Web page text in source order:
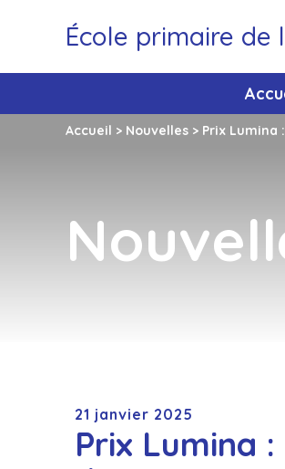
École primaire de
Accueil > Nouvelles > Prix Lumina
21 janvier 2025
Prix Lumina